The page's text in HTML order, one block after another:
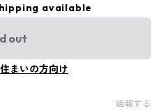
available
out
まいの方向け
通報する